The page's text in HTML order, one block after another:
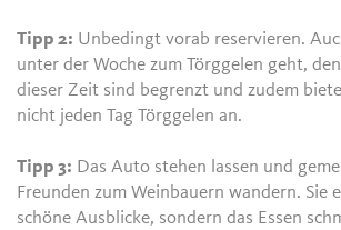
Tipp 2: Unbedingt vorab reservieren.
unter der Woche zum Törggelen geht,
dieser Zeit sind begrenzt und zudem
nicht jeden Tag Törggelen an.
Tipp 3: Das Auto stehen lassen und
Freunden zum Weinbauern wandern. Sie
schöne Ausblicke, sondern das Essen